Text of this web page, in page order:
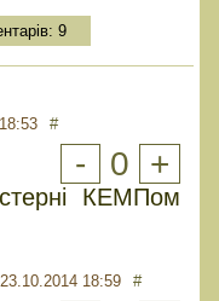
9
#
- 0 +
КЕМПом
23.10.2014 18:59 #